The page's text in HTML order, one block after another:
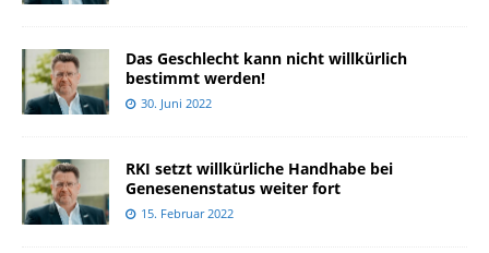
Das Geschlecht kann nicht willkürlich
bestimmt werden!
30. Juni 2022
RKI setzt willkürliche Handhabe bei
Genesenenstatus weiter fort
15. Februar 2022